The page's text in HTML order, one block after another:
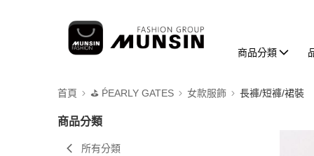
商品分類
首頁 ⛳️ ṔEARLY GATES 女款服飾 長褲/短褲/裙裝
商品分類
所有分類